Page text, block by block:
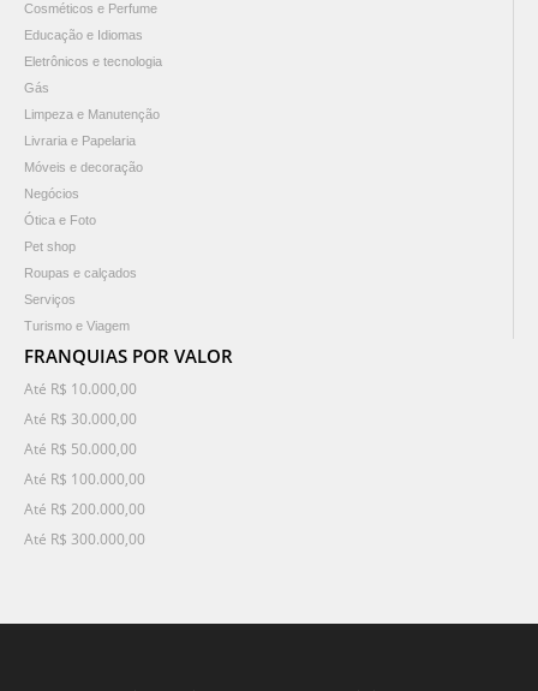
Cosméticos e Perfume
Educação e Idiomas
Eletrônicos e tecnologia
Gás
Limpeza e Manutenção
Livraria e Papelaria
Móveis e decoração
Negócios
Ótica e Foto
Pet shop
Roupas e calçados
Serviços
Turismo e Viagem
FRANQUIAS POR VALOR
Até R$ 10.000,00
Até R$ 30.000,00
Até R$ 50.000,00
Até R$ 100.000,00
Até R$ 200.000,00
Até R$ 300.000,00